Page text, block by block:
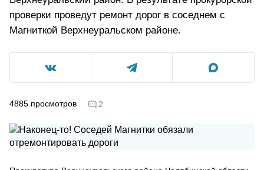
проверки проведут ремонт дорог в соседнем с
Магниткой Верхнеуральском районе.
4885 просмотров 2